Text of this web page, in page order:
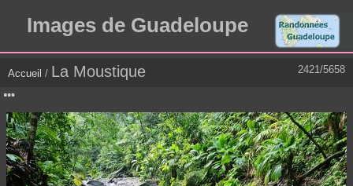
Images de Guadeloupe
2421/5658
Accueil / La Moustique